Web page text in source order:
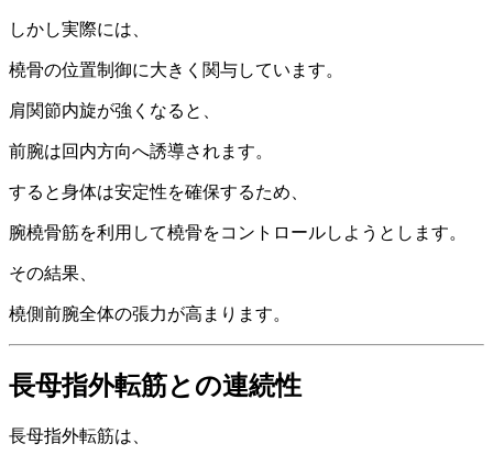
しかし実際には、
橈骨の位置制御に大きく関与しています。
肩関節内旋が強くなると、
前腕は回内方向へ誘導されます。
すると身体は安定性を確保するため、
腕橈骨筋を利用して橈骨をコントロールしようとします。
その結果、
橈側前腕全体の張力が高まります。
長母指外転筋との連続性
長母指外転筋は、